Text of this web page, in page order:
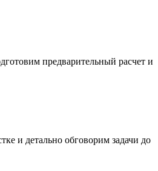
предварительный расчет и
и детально обговорим задачи до